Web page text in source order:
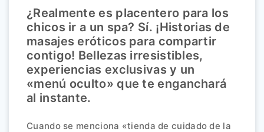
¿Realmente es placentero para los
chicos ir a un spa? Sí. ¡Historias de
masajes eróticos para compartir
contigo! Bellezas irresistibles,
experiencias exclusivas y un
«menú oculto» que te enganchará
al instante.
Cuando se menciona «tienda de cuidado de la